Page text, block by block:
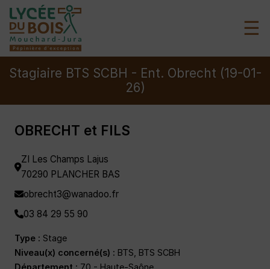
☰
Stagiaire BTS SCBH - Ent. Obrecht (19-01-
26)
OBRECHT et FILS
ZI Les Champs Lajus
70290 PLANCHER BAS
obrecht3@wanadoo.fr
03 84 29 55 90
Type : Stage
Niveau(x) concerné(s) : BTS, BTS SCBH
Département : 70 - Haute-Saône